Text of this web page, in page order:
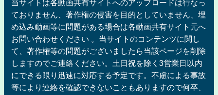
当サイトは各動画共有サイトへのアップロードは行なっ
ておりません、著作権の侵害を目的としていません、埋
め込み動画等に問題がある場合は各動画共有サイト元へ
お問い合わせください 。当サイトのコンテンツに関し
て、著作権等の問題がございましたら当該ページを削除
しますのでご連絡ください。土日祝を除く3営業日以内
にできる限り迅速に対応する予定です。不慮による事故
等により連絡を確認できないこともありますので何卒、